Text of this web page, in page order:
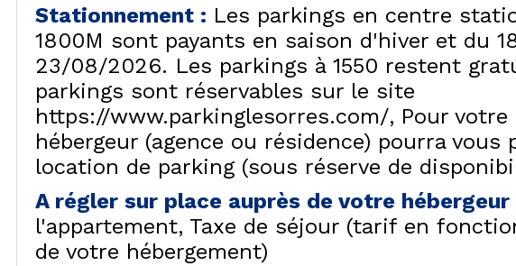
HÔTELS -
D'HÔTES
VISUALISER LE
Stationnement : Les parkings en centre
1800M sont payants en saison d'hiver et du
23/08/2026. Les parkings à 1550 restent
parkings sont réservables sur le site
https://www.parkinglesorres.com/ Pour
hébergeur (agence ou résidence) pourra vous
location de parking (sous réserve de
A régler sur place auprès de votre hébergeur
l'appartement Taxe de séjour (tarif en
de votre hébergement)